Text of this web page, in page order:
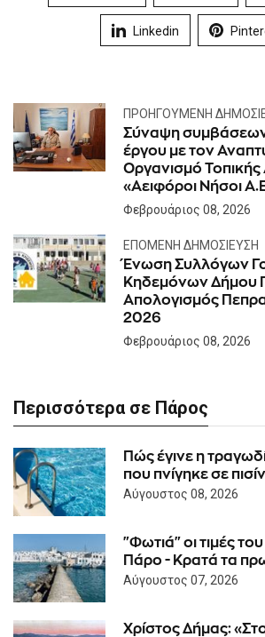
Linkedin
ΠΡΟΗΓΟΎΜΕΝΗ
Σύναψη
έργου με τον
Οργανισμό Τοπικής
«Αειφόροι Νήσοι
Φεβρουάριος 08, 2026
ΕΠΌΜΕΝΗ ΔΗΜΟΣΊΕΥΣΗ
Ένωση Συλλόγων
Κηδεμόνων Δήμου
Απολογισμός
2026
Φεβρουάριος 08, 2026
Περισσότερα σε Πάρος
Πώς έγινε η
που πνίγηκε σε
Αύγουστος 08, 2026
"Φωτιά" οι τιμές
Πάρο - Κρατά τα
Αύγουστος 07, 2026
Χρίστος Δήμας: